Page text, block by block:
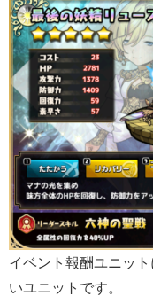
イベント報酬ユニッ
いユニットです。